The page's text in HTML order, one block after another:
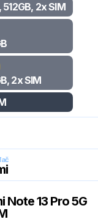
512GB, 2x SIM
2x SIM
Note 13 Pro 5G